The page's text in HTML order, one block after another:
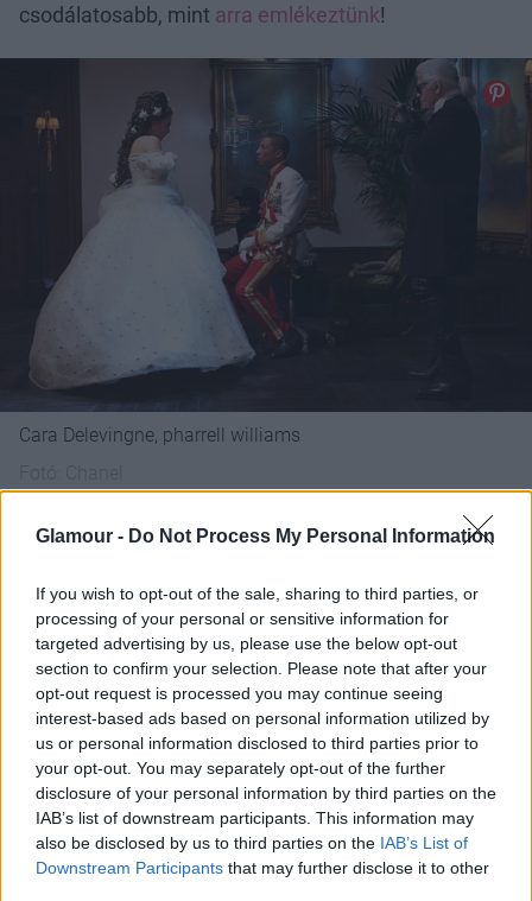
Glamour - Do Not Process My Personal Information
If you wish to opt-out of the sale, sharing to third parties, or
processing of your personal or sensitive information for
targeted advertising by us, please use the below opt-out
section to confirm your selection. Please note that after your
opt-out request is processed you may continue seeing
interest-based ads based on personal information utilized by
us or personal information disclosed to third parties prior to
your opt-out. You may separately opt-out of the further
disclosure of your personal information by third parties on the
IAB’s list of downstream participants. This information may
also be disclosed by us to third parties on the IAB’s List of
Downstream Participants that may further disclose it to other
csodálatosabb, mint arra emlékeztünk!
Cara Delevingne, pharrell williams
"Az egész nem jöhetett volna létre Pharrell Williams,
mesélte Lagerfeld. "Tökéletes szereposztás.
Pharrell egy zseni, és Geraldine legjobb alakítása
Gabrielle Chanel" – tette hozzá a dizájner.